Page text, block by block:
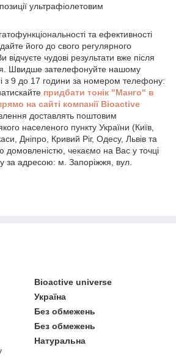
ультрафіолетовим
та ефективності
його до свого регулярного
відчуєте чудові результати вже після
Швидше зателефонуйте нашому
з 9 до 17 години за номером телефону:
придбати тонік "Манго" в
на сайті компанії Bioactive
доставлять поштовим
населеного пункту України (Київ,
Дніпро, Кривий Ріг, Одесу, Львів та
домовленістю, чекаємо на Вас у точці
за адресою: м. Запоріжжя, вул.
Bioactive universe
Україна
Без обмежень
Без обмежень
Натуральна